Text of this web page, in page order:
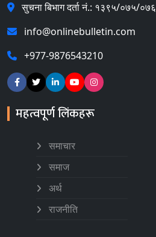
सुचना बिभाग दर्ता नं.: १३९५/०७५/०७६
info@onlinebulletin.com
+977-9876543210
महत्वपूर्ण लिंकहरू
समाचार
समाज
अर्थ
राजनीति